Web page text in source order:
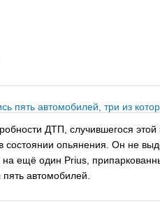
пять автомобилей, три из
ДТП, случившегося
состоянии опьянения. Он не
на ещё один Prius,
автомобилей.